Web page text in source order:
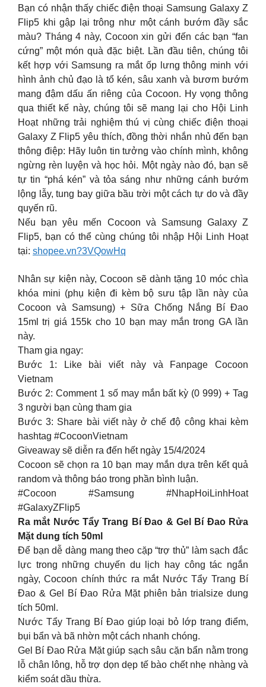
Bạn có nhận thấy chiếc điện thoại Samsung Galaxy Z
Flip5 khi gập lại trông như một cánh bướm đầy sắc
màu? Tháng 4 này, Cocoon xin gửi đến các bạn “fan
cứng” một món quà đặc biệt. Lần đầu tiên, chúng tôi
kết hợp với Samsung ra mắt ốp lưng thông minh với
hình ảnh chủ đạo là tổ kén, sâu xanh và bươm bướm
mang đậm dấu ấn riêng của Cocoon. Hy vọng thông
qua thiết kế này, chúng tôi sẽ mang lại cho Hội Linh
Hoạt những trải nghiệm thú vị cùng chiếc điện thoại
Galaxy Z Flip5 yêu thích, đồng thời nhắn nhủ đến bạn
thông điệp: Hãy luôn tin tưởng vào chính mình, không
ngừng rèn luyện và học hỏi. Một ngày nào đó, bạn sẽ
tự tin “phá kén” và tỏa sáng như những cánh bướm
lộng lẫy, tung bay giữa bầu trời một cách tự do và đầy
quyến rũ.
Nếu bạn yêu mến Cocoon và Samsung Galaxy Z
Flip5, bạn có thể cùng chúng tôi nhập Hội Linh Hoạt
tại: shopee.vn?3VQowHq
Nhân sự kiện này, Cocoon sẽ dành tặng 10 móc chìa
khóa mini (phụ kiện đi kèm bộ sưu tập lần này của
Cocoon và Samsung) + Sữa Chống Nắng Bí Đao
15ml trị giá 155k cho 10 bạn may mắn trong GA lần
này.
Tham gia ngay:
Bước 1: Like bài viết này và Fanpage Cocoon
Vietnam
Bước 2: Comment 1 số may mắn bất kỳ (0 999) + Tag
3 người bạn cùng tham gia
Bước 3: Share bài viết này ở chế độ công khai kèm
hashtag #CocoonVietnam
Giveaway sẽ diễn ra đến hết ngày 15/4/2024
Cocoon sẽ chọn ra 10 bạn may mắn dựa trên kết quả
random và thông báo trong phần bình luận.
#Cocoon #Samsung #NhapHoiLinhHoat
#GalaxyZFlip5
Ra mắt Nước Tẩy Trang Bí Đao & Gel Bí Đao Rửa
Mặt dung tích 50ml
Để bạn dễ dàng mang theo cặp “trợ thủ” làm sạch đắc
lực trong những chuyến du lịch hay công tác ngắn
ngày, Cocoon chính thức ra mắt Nước Tẩy Trang Bí
Đao & Gel Bí Đao Rửa Mặt phiên bản trialsize dung
tích 50ml.
Nước Tẩy Trang Bí Đao giúp loại bỏ lớp trang điểm,
bụi bẩn và bã nhờn một cách nhanh chóng.
Gel Bí Đao Rửa Mặt giúp sạch sâu cặn bẩn nằm trong
lỗ chân lông, hỗ trợ dọn dẹp tế bào chết nhẹ nhàng và
kiểm soát dầu thừa.